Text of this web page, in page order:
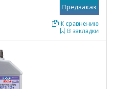
В закладки
К сравнению